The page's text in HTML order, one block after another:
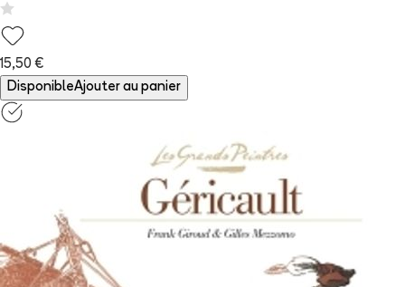
15,50 €
DisponibleAjouter au panier